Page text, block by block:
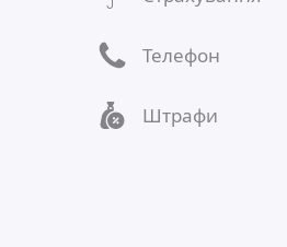
Телефон
Штрафи